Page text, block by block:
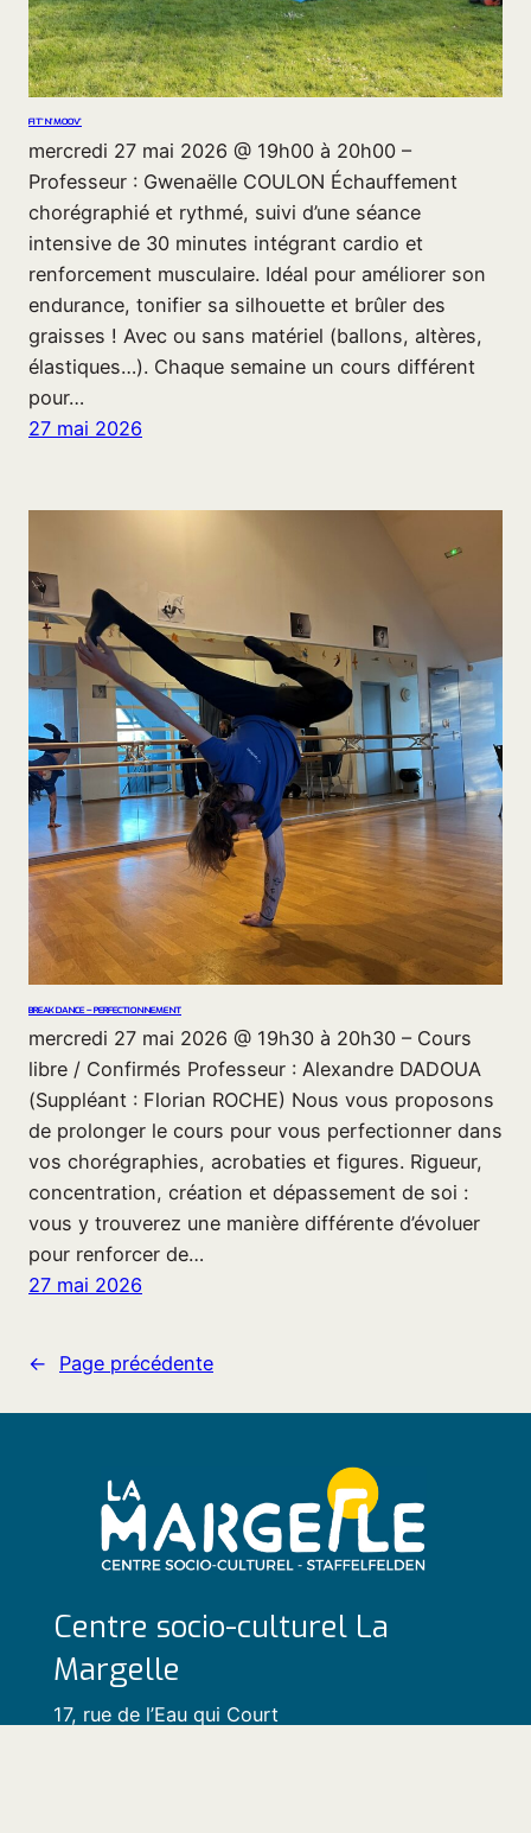
FIT’N’MOOV’
mercredi 27 mai 2026 @ 19h00 à 20h00 –
Professeur : Gwenaëlle COULON Échauffement
chorégraphié et rythmé, suivi d’une séance
intensive de 30 minutes intégrant cardio et
renforcement musculaire. Idéal pour améliorer son
endurance, tonifier sa silhouette et brûler des
graisses ! Avec ou sans matériel (ballons, altères,
élastiques…). Chaque semaine un cours différent
pour…
27 mai 2026
BREAK DANCE – PERFECTIONNEMENT
mercredi 27 mai 2026 @ 19h30 à 20h30 – Cours
libre / Confirmés Professeur : Alexandre DADOUA
(Suppléant : Florian ROCHE) Nous vous proposons
de prolonger le cours pour vous perfectionner dans
vos chorégraphies, acrobaties et figures. Rigueur,
concentration, création et dépassement de soi :
vous y trouverez une manière différente d’évoluer
pour renforcer de…
27 mai 2026
← Page précédente
Centre socio-culturel La
Margelle
17, rue de l’Eau qui Court